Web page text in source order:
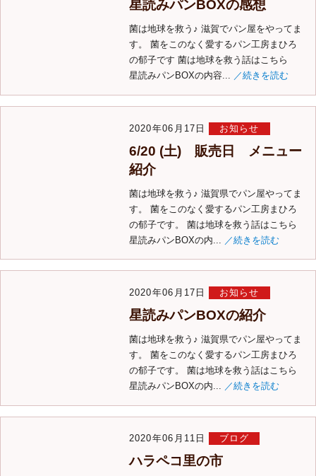
星読みパンBOXの感想
菌は地球を救う♪ 滋賀でパン屋をやってま
す。 菌をこのなく愛するパン工房まひろ
の郁子です 菌は地球を救う話はこちら
星読みパンBOXの内容... ／続きを読む
2020年06月17日 お知らせ
6/20 (土) 販売日 メニュー
紹介
菌は地球を救う♪ 滋賀県でパン屋やってま
す。 菌をこのなく愛するパン工房まひろ
の郁子です。 菌は地球を救う話はこちら
星読みパンBOXの内...
／続きを読む
2020年06月17日 お知らせ
星読みパンBOXの紹介
菌は地球を救う♪ 滋賀県でパン屋やってま
す。 菌をこのなく愛するパン工房まひろ
の郁子です。 菌は地球を救う話はこちら
星読みパンBOXの内...
／続きを読む
2020年06月11日 ブログ
ハラペコ里の市